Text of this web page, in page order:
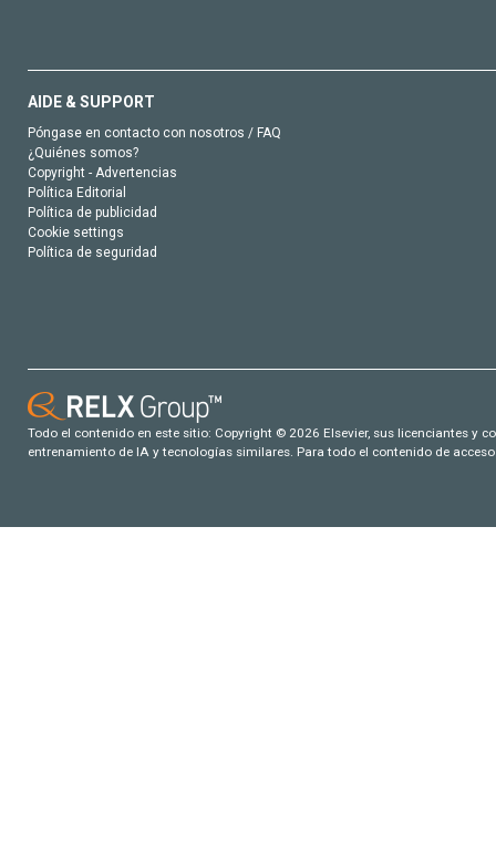
AIDE & SUPPORT
Póngase en contacto con nosotros / FAQ
¿Quiénes somos?
Copyright - Advertencias
Política Editorial
Política de publicidad
Cookie settings
Política de seguridad
Todo el contenido en este sitio: Copyright © 2026 Elsevier, sus licenciantes y
entrenamiento de IA y tecnologías similares. Para todo el contenido de